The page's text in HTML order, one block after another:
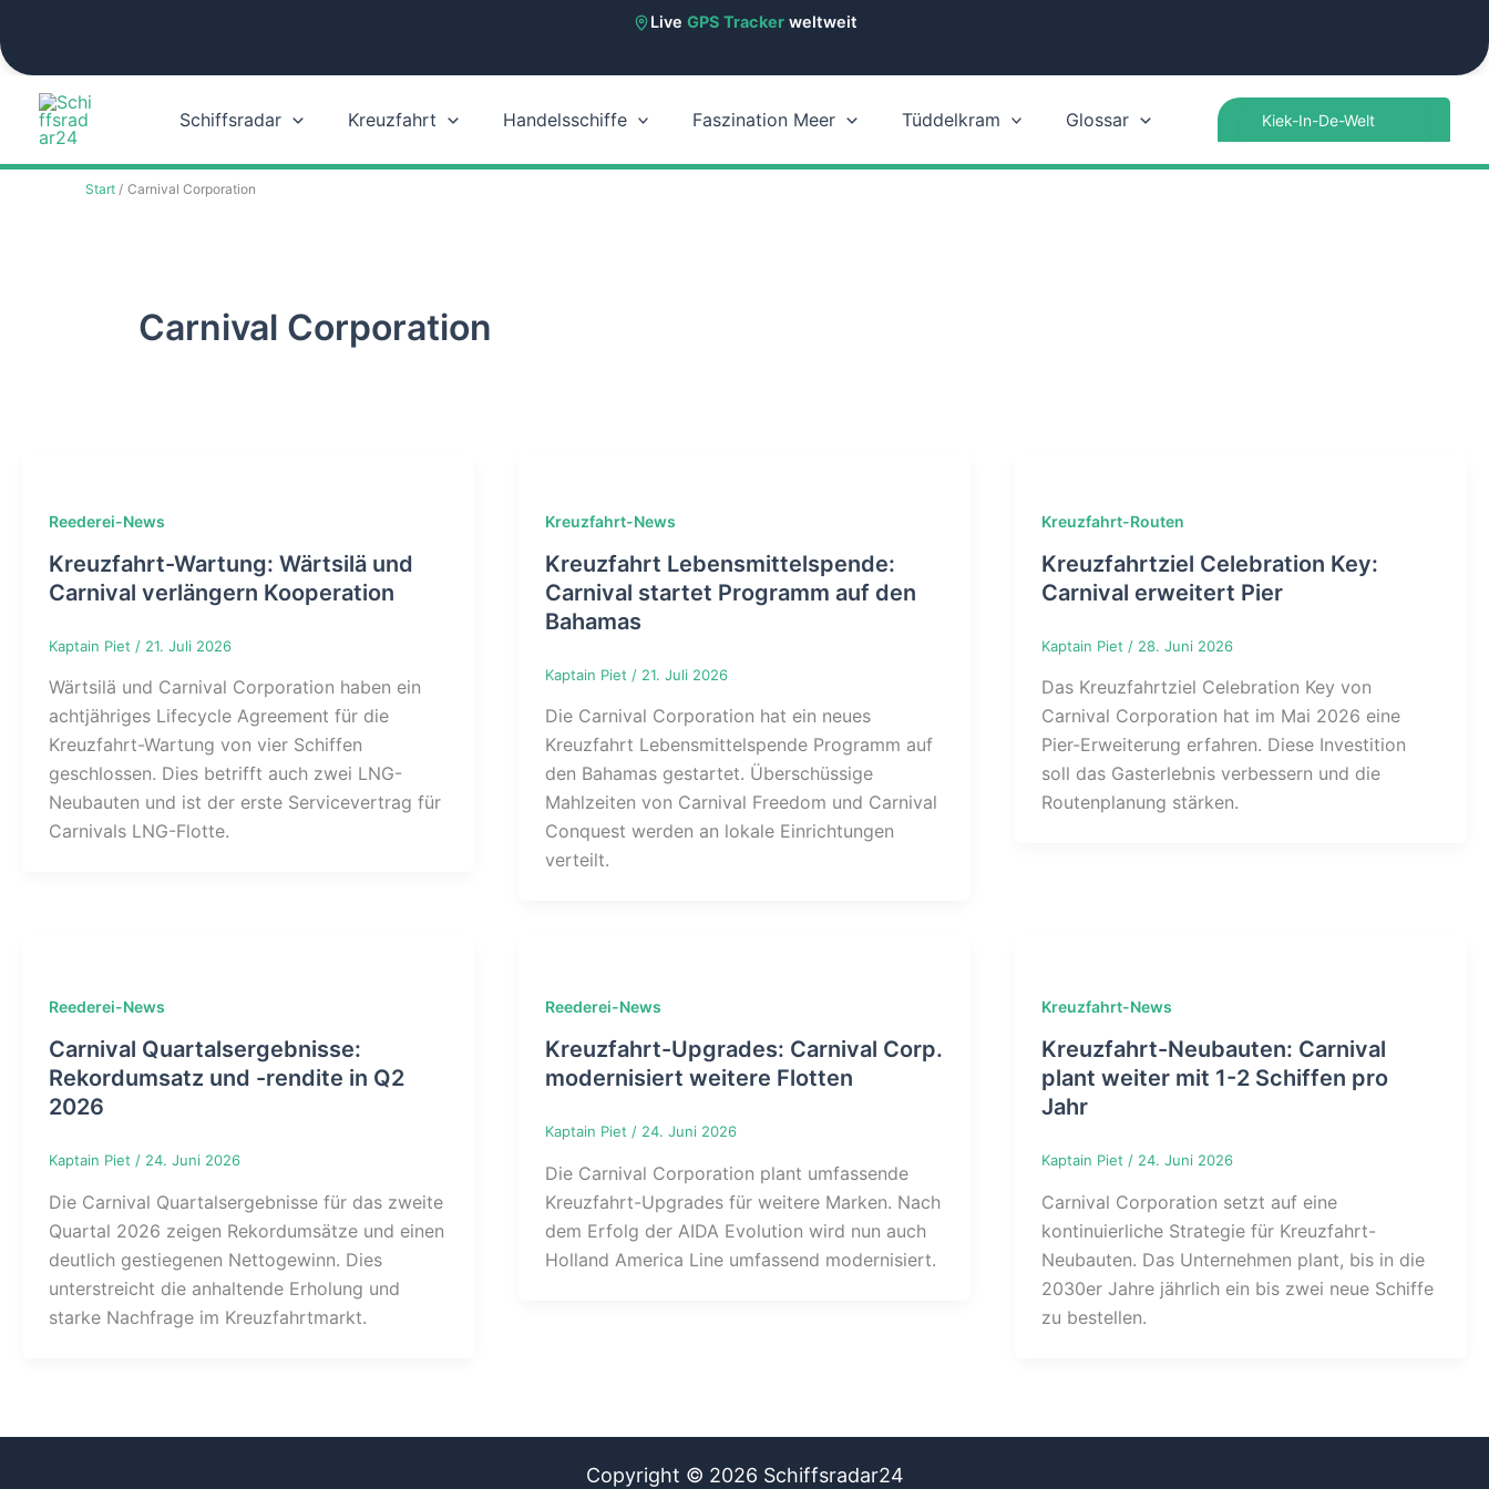
Live GPS Trackerweltweit
Zum
springen
Schiffsradar Kreuzfahrt Handelsschiffe Faszination Meer Tüddelkram Glossar
Start Carnival Corporation
Carnival Corporation
Reederei-News
Kreuzfahrt-Wartung: Wärtsilä und
Carnival verlängern Kooperation
Kaptain Piet / 21. Juli 2026
Wärtsilä und Carnival Corporation haben ein
achtjähriges Lifecycle Agreement für die
Kreuzfahrt-Wartung von vier Schiffen
geschlossen. Dies betrifft auch zwei LNG-
Neubauten und ist der erste Servicevertrag für
Carnivals LNG-Flotte.
Kreuzfahrt-News
Kreuzfahrt Lebensmittelspende:
Carnival startet Programm auf den
Bahamas
Kaptain Piet / 21. Juli 2026
Die Carnival Corporation hat ein neues
Kreuzfahrt Lebensmittelspende Programm auf
den Bahamas gestartet. Überschüssige
Mahlzeiten von Carnival Freedom und Carnival
Conquest werden an lokale Einrichtungen
verteilt.
Kreuzfahrt-Routen
Kreuzfahrtziel Celebration Key:
Carnival erweitert Pier
Kaptain Piet / 28. Juni 2026
Das Kreuzfahrtziel Celebration Key von
Carnival Corporation hat im Mai 2026 eine
Pier-Erweiterung erfahren. Diese Investition
soll das Gasterlebnis verbessern und die
Routenplanung stärken.
Reederei-News
Carnival Quartalsergebnisse:
Rekordumsatz und -rendite in Q2
2026
Kaptain Piet / 24. Juni 2026
Die Carnival Quartalsergebnisse für das zweite
Quartal 2026 zeigen Rekordumsätze und einen
deutlich gestiegenen Nettogewinn. Dies
unterstreicht die anhaltende Erholung und
starke Nachfrage im Kreuzfahrtmarkt.
Reederei-News
Kreuzfahrt-Upgrades: Carnival Corp.
modernisiert weitere Flotten
Kaptain Piet / 24. Juni 2026
Die Carnival Corporation plant umfassende
Kreuzfahrt-Upgrades für weitere Marken. Nach
dem Erfolg der AIDA Evolution wird nun auch
Holland America Line umfassend modernisiert.
Kreuzfahrt-News
Kreuzfahrt-Neubauten: Carnival
plant weiter mit 1-2 Schiffen pro
Jahr
Kaptain Piet / 24. Juni 2026
Carnival Corporation setzt auf eine
kontinuierliche Strategie für Kreuzfahrt-
Neubauten. Das Unternehmen plant, bis in die
2030er Jahre jährlich ein bis zwei neue Schiffe
zu bestellen.
Copyright © 2026 Schiffsradar24